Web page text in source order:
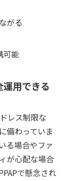
がる
可能
用できる
レス制限な
備わっていま
る場合やファ
が心配な場合
で懸念され